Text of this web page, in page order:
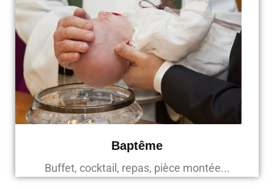
Baptême
Buffet, cocktail, repas, pièce montée...